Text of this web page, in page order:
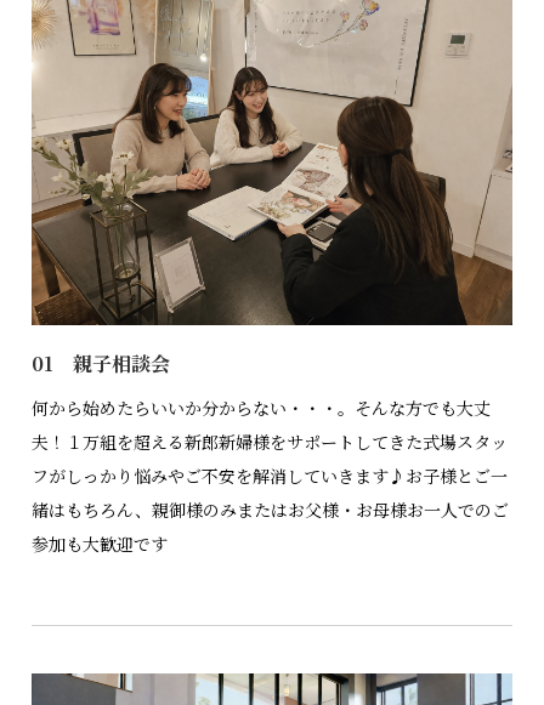
01 親子相談会
何から始めたらいいか分からない・・・。そんな方でも大丈
夫！１万組を超える新郎新婦様をサポートしてきた式場スタッ
フがしっかり悩みやご不安を解消していきます♪お子様とご一
緒はもちろん、親御様のみまたはお父様・お母様お一人でのご
参加も大歓迎です